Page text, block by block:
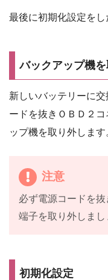
最後に初期化設定をし
バックアップ機
新しいバッテリーに
ードを抜きＯＢＤ２
ップ機を取り外します
注意
必ず電源コードを
端子を取り外しまし
初期化設定